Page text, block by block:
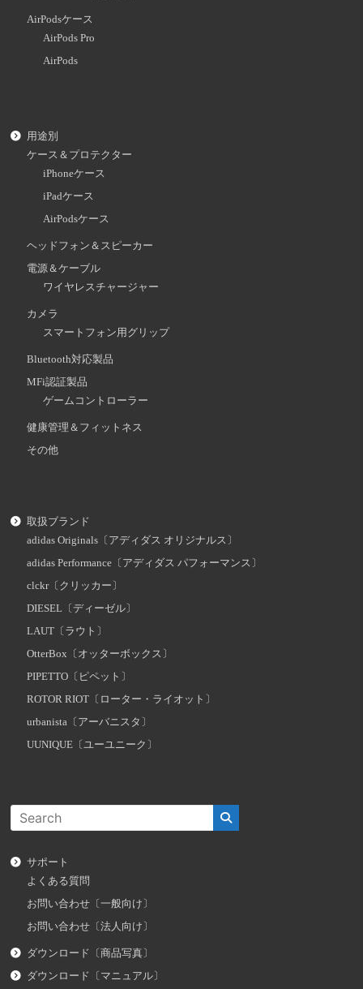
AirPodsケース
AirPods Pro
AirPods
用途別
ケース＆プロテクター
iPhoneケース
iPadケース
AirPodsケース
ヘッドフォン＆スピーカー
電源＆ケーブル
ワイヤレスチャージャー
カメラ
スマートフォン用グリップ
Bluetooth対応製品
MFi認証製品
ゲームコントローラー
健康管理＆フィットネス
その他
取扱ブランド
adidas Originals〔アディダス オリジナルス〕
adidas Performance〔アディダス パフォーマンス〕
clckr〔クリッカー〕
DIESEL〔ディーゼル〕
LAUT〔ラウト〕
OtterBox〔オッターボックス〕
PIPETTO〔ピペット〕
ROTOR RIOT〔ローター・ライオット〕
urbanista〔アーバニスタ〕
UUNIQUE〔ユーユニーク〕
サポート
よくある質問
お問い合わせ〔一般向け〕
お問い合わせ〔法人向け〕
ダウンロード〔商品写真〕
ダウンロード〔マニュアル〕